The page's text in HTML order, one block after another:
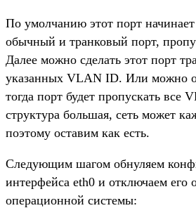
По умолчанию этот порт начинает
обычный и транковый порт,
Далее можно сделать этот порт
указанных VLAN ID. Или можно
тогда порт будет пропускать все
структура большая, сеть может
поэтому оставим как есть.
Следующим шагом обнуляем
интерфейса eth0 и отключаем его
операционной системы: